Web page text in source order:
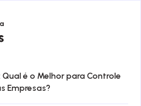
Qual é o Melhor para Controle
Empresas?